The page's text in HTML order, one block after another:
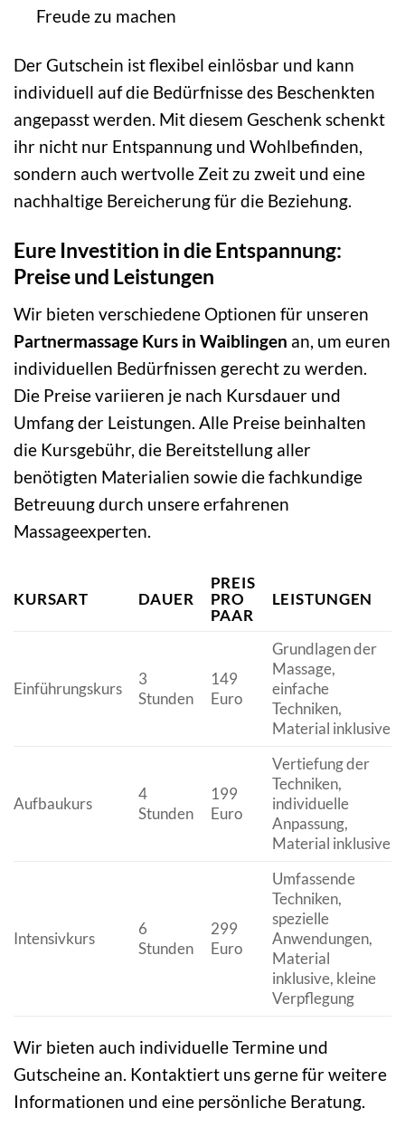
Freude zu machen
Der Gutschein ist flexibel einlösbar und kann
individuell auf die Bedürfnisse des Beschenkten
angepasst werden. Mit diesem Geschenk schenkt
ihr nicht nur Entspannung und Wohlbefinden,
sondern auch wertvolle Zeit zu zweit und eine
nachhaltige Bereicherung für die Beziehung.
Eure Investition in die Entspannung:
Preise und Leistungen
Wir bieten verschiedene Optionen für unseren
Partnermassage Kurs in Waiblingen an, um euren
individuellen Bedürfnissen gerecht zu werden.
Die Preise variieren je nach Kursdauer und
Umfang der Leistungen. Alle Preise beinhalten
die Kursgebühr, die Bereitstellung aller
benötigten Materialien sowie die fachkundige
Betreuung durch unsere erfahrenen
Massageexperten.
KURSART DAUER
PREIS
PRO
PAAR
LEISTUNGEN
Einführungskurs
3
Stunden
149
Euro
Grundlagen der
Massage,
einfache
Techniken,
Material inklusive
Aufbaukurs
4
Stunden
199
Euro
Vertiefung der
Techniken,
individuelle
Anpassung,
Material inklusive
Intensivkurs
6
Stunden
299
Euro
Umfassende
Techniken,
spezielle
Anwendungen,
Material
inklusive, kleine
Verpflegung
Wir bieten auch individuelle Termine und
Gutscheine an. Kontaktiert uns gerne für weitere
Informationen und eine persönliche Beratung.